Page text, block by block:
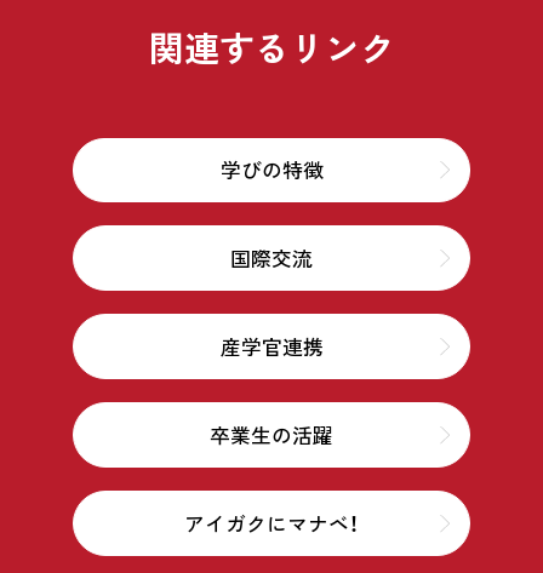
関連するリンク
学びの特徴
国際交流
産学官連携
卒業生の活躍
アイガクにマナベ！